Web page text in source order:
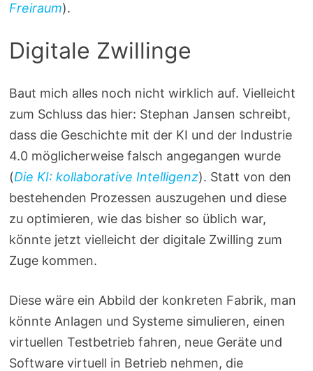
Freiraum).
Digitale Zwillinge
Baut mich alles noch nicht wirklich auf. Vielleicht
zum Schluss das hier: Stephan Jansen schreibt,
dass die Geschichte mit der KI und der Industrie
4.0 möglicherweise falsch angegangen wurde
(Die KI: kollaborative Intelligenz). Statt von den
bestehenden Prozessen auszugehen und diese
zu optimieren, wie das bisher so üblich war,
könnte jetzt vielleicht der digitale Zwilling zum
Zuge kommen.
Diese wäre ein Abbild der konkreten Fabrik, man
könnte Anlagen und Systeme simulieren, einen
virtuellen Testbetrieb fahren, neue Geräte und
Software virtuell in Betrieb nehmen, die